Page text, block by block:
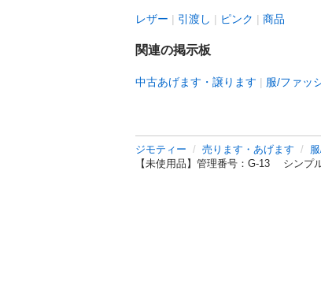
レザー 引渡し ピンク 商品
関連の掲示板
中古あげます・譲ります 服/ファッ
ジモティー 売ります・あげます
【未使用品】管理番号：G-13 シン